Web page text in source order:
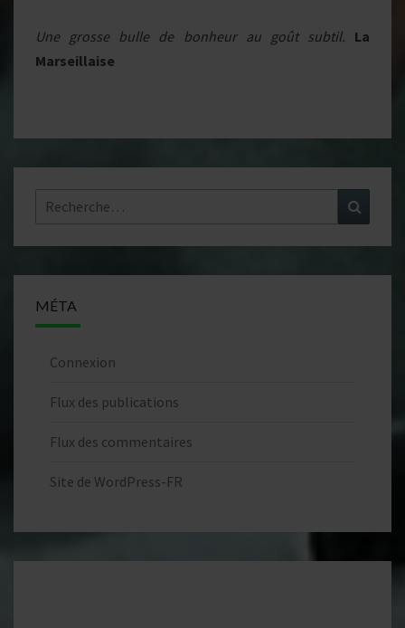
Une grosse bulle de bonheur au goût subtil. La
Marseillaise
Rechercher :
MÉTA
Connexion
Flux des publications
Flux des commentaires
Site de WordPress-FR